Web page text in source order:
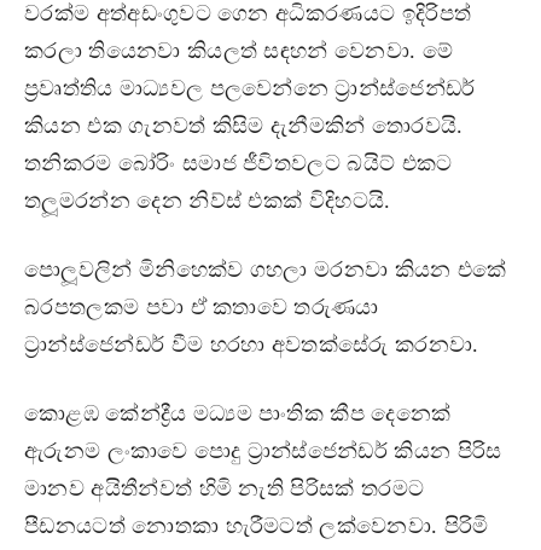
වරක්ම අත්අඩංගුවට ගෙන අධිකරණයට ඉදිරිපත්
කරලා තියෙනවා කියලත් සඳහන් වෙනවා. මේ
ප‍්‍රවෘත්තිය මාධ්‍යවල පලවෙන්නෙ ට‍්‍රාන්ස්ජෙන්ඩර්
කියන එක ගැනවත් කිසිම දැනීමකින් තොරවයි.
තනිකරම බෝරිං සමාජ ජීවිතවලට බයිට් එකට
තලූමරන්න දෙන නිව්ස් එකක් විදිහටයි.
පොලූවලින් මිනිහෙක්ව ගහලා මරනවා කියන එකේ
බරපතලකම පවා ඒ කතාවෙ තරුණයා
ට‍්‍රාන්ස්ජෙන්ඩර් වීම හරහා අවතක්සේරු කරනවා.
කොළඹ කේන්ද්‍රීය මධ්‍යම පාංතික කීප දෙනෙක්
ඇරුනම ලංකාවෙ පොදු ට‍්‍රාන්ස්ජෙන්ඩර් කියන පිරිස
මානව අයිතීන්වත් හිමි නැති පිරිසක් තරමට
පීඩනයටත් නොතකා හැරීමටත් ලක්වෙනවා. පිරිමි